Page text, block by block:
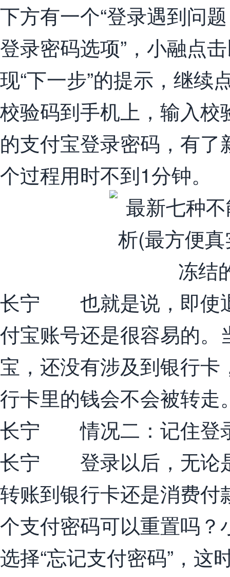
下方有一个“登录遇到问
登录密码选项”，小融点
现“下一步”的提示，继续
校验码到手机上，输入
的支付宝登录密码，有
个过程用时不到1分钟。
长宁 也就是说，即使
付宝账号还是很容易的
宝，还没有涉及到银行
行卡里的钱会不会被转走
长宁 情况二：记住登
长宁 登录以后，无论
转账到银行卡还是消费
个支付密码可以重置吗
选择“忘记支付密码”，这